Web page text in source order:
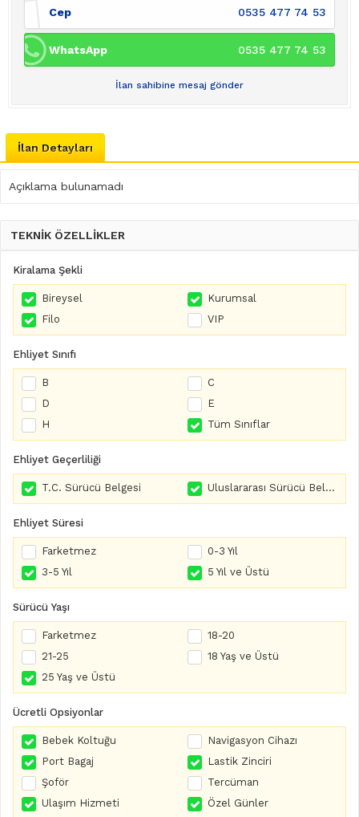
Cep 0535 477 74 53
WhatsApp 0535 477 74 53
İlan sahibine mesaj gönder
İlan Detayları
Açıklama bulunamadı
TEKNİK ÖZELLİKLER
Kiralama Şekli
Bireysel
Kurumsal
Filo
VIP
Ehliyet Sınıfı
B
C
D
E
H
Tüm Sınıflar
Ehliyet Geçerliliği
T.C. Sürücü Belgesi Uluslararası Sürücü Belgesi
Ehliyet Süresi
Farketmez
0-3 Yıl
3-5 Yıl
5 Yıl ve Üstü
Sürücü Yaşı
Farketmez
18-20
21-25
18 Yaş ve Üstü
25 Yaş ve Üstü
Ücretli Opsiyonlar
Bebek Koltuğu
Navigasyon Cihazı
Port Bagaj
Lastik Zinciri
Şoför
Tercüman
Ulaşım Hizmeti
Özel Günler